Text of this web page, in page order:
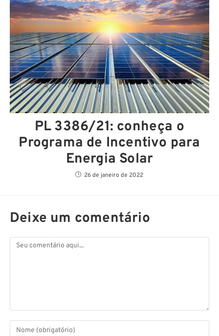
PL 3386/21: conheça o
Programa de Incentivo para
Energia Solar
26 de janeiro de 2022
Deixe um comentário